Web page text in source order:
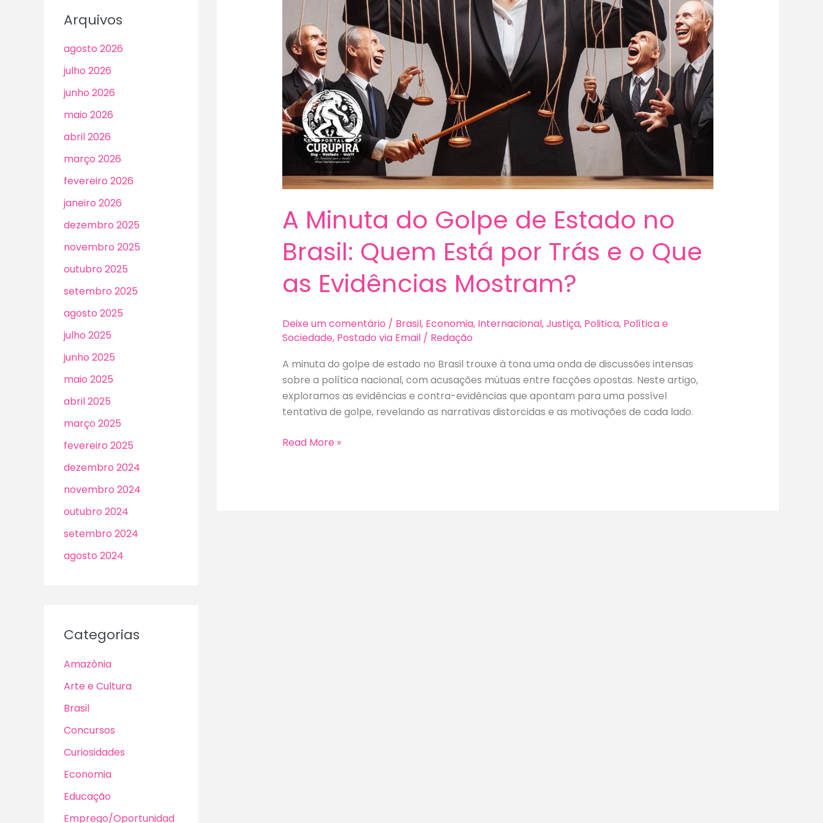
Arquivos
agosto 2026
julho 2026
junho 2026
maio 2026
abril 2026
março 2026
fevereiro 2026
janeiro 2026
dezembro 2025
novembro 2025
outubro 2025
setembro 2025
agosto 2025
julho 2025
junho 2025
maio 2025
abril 2025
março 2025
fevereiro 2025
dezembro 2024
novembro 2024
outubro 2024
setembro 2024
agosto 2024
Categorias
Amazônia
Arte e Cultura
Brasil
Concursos
Curiosidades
Economia
Educação
Emprego/Oportunidad
A Minuta do Golpe de Estado no
Brasil: Quem Está por Trás e o Que
as Evidências Mostram?
Deixe um comentário / Brasil, Economia, Internacional,Justiça, Politica, Política e
Sociedade, Postado via Email / Redação
A minuta do golpe de estado no Brasil trouxe à tona uma onda de discussões intensas
sobre a política nacional, com acusações mútuas entre facções opostas. Neste artigo,
exploramos as evidências e contra-evidências que apontam para uma possível
tentativa de golpe, revelando as narrativas distorcidas e as motivações de cada lado.
A
Read More »